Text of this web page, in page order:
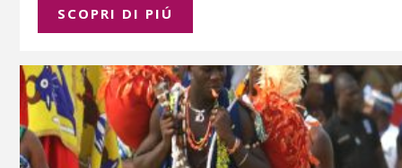
SCOPRI DI PIÚ